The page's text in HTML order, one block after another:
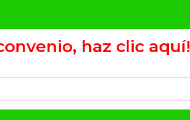
haz clic aquí!